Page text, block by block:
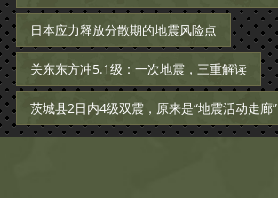
日本应力释放分散期的地震风险点
关东东方冲5.1级：一次地震，三重解读
茨城县2日内4级双震，原来是“地震活动走廊”